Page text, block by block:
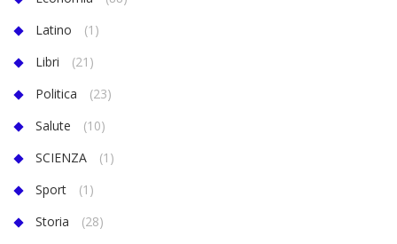
Latino
(1)
Libri
(21)
Politica
(23)
Salute
(10)
SCIENZA
(1)
Sport
(1)
Storia
(28)